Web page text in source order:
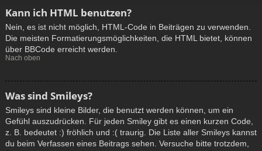
Kann ich HTML benutzen?
Nein, es ist nicht möglich, HTML-Code in Beiträgen zu verwenden.
Die meisten Formatierungsmöglichkeiten, die HTML bietet, können
über BBCode erreicht werden.
Nach oben
Was sind Smileys?
Smileys sind kleine Bilder, die benutzt werden können, um ein
Gefühl auszudrücken. Für jeden Smiley gibt es einen kurzen Code,
z. B. bedeutet :) fröhlich und :( traurig. Die Liste aller Smileys kannst
du beim Verfassen eines Beitrags sehen. Versuche bitte trotzdem,